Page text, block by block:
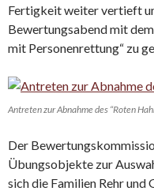
Fertigkeit weiter vertieft
Bewertungsabend mit
mit Personenrettung“ zu
Antreten zur Abnahme des “Roten
Der
Übungsobjekte zur
sich die Familien Rehr